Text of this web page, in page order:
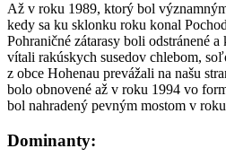
Až v roku 1989, ktorý bol
kedy sa ku sklonku roku konal
Pohraničné zátarasy boli odstránené
vítali rakúskych susedov chlebom,
z obce Hohenau prevážali na našu
bolo obnovené až v roku 1994 vo
bol nahradený pevným mostom v
Dominanty: